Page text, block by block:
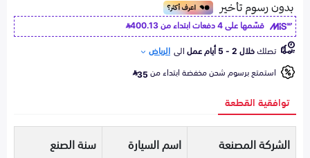
قسّمها على 4 دفعات ابتداء من
400.13
تصلكخلال 2 - 5 أيام عمل الى الرياض
استمتع برسوم شحن مخفضة ابتداء من35
توافقية القطعة
الشركة المصنعة اسم السيارة
سنة الصنع